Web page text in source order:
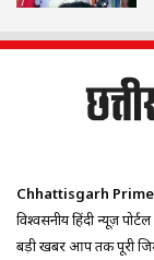
Chhattisgarh
विश्वसनीय हिंदी न्यूज़
बड़ी खबर आप तक पूरी